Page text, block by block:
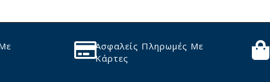
Ασφαλείς Πληρωμές Με
Κάρτες